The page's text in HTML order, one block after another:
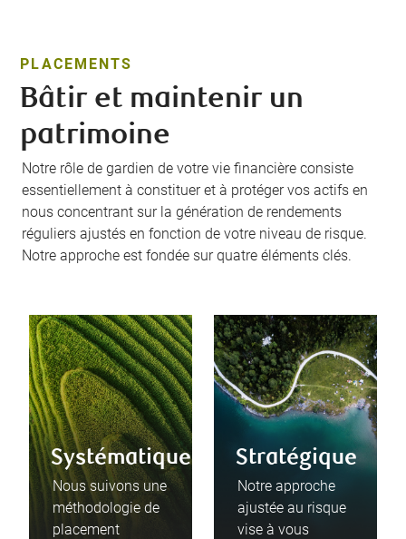
PLACEMENTS
Bâtir et maintenir un
patrimoine
Notre rôle de gardien de votre vie financière consiste
essentiellement à constituer et à protéger vos actifs en
nous concentrant sur la génération de rendements
réguliers ajustés en fonction de votre niveau de risque.
Notre approche est fondée sur quatre éléments clés.
Systématique
Nous suivons une
méthodologie de
placement
Stratégique
Notre approche
ajustée au risque
vise à vous